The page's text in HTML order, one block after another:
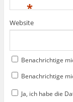
*
Website
Benachrichtige
Benachrichtige
Ja, ich habe die